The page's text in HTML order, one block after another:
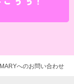
へのお問い合わせ